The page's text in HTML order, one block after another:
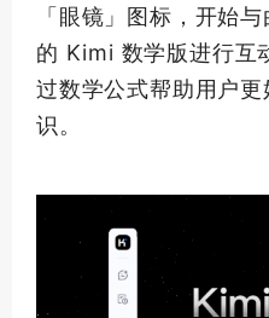
「眼镜」图标，开始
的 Kimi 数学版进行互
过数学公式帮助用户
识。